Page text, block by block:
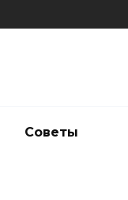
Советы